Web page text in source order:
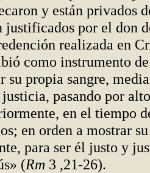
y están privados
por el don
realizada en
como instrumento de
su propia sangre,
pasando por
en el tiempo
en orden a mostrar
para ser él justo y
(Rm 3 ,21-26).